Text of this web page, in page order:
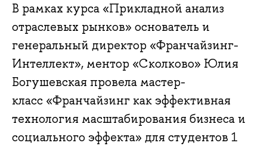
В рамках курса «Прикладной анализ
отраслевых рынков» основатель и
генеральный директор «Франчайзинг-
Интеллект», ментор «Сколково» Юлия
Богушевская провела мастер-
класс «Франчайзинг как эффективная
технология масштабирования бизнеса и
социального эффекта» для студентов 1